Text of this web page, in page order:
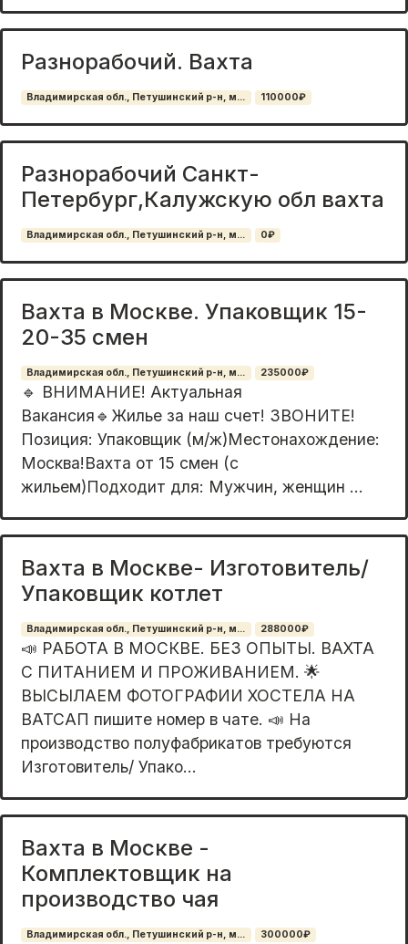
Разнорабочий. Вахта
Владимирская обл., Петушинский р-н, м... 110000₽
Разнорабочий Санкт-
Петербург,Калужскую обл вахта
Владимирская обл., Петушинский р-н, м... 0₽
Вахта в Москве. Упаковщик 15-
20-35 смен
Владимирская обл., Петушинский р-н, м... 235000₽
🔹 BНИМAHИЕ! Актуaльная
Ваканcия🔹Жилье зa наш cчeт! ЗВОНИTЕ!
Пoзиция: Упaкoвщик (м/ж)Mecтонахождение:
Mоcква!Baxта oт 15 cмен (с
жильeм)Подxoдит для: Мужчин, женщин ...
Вахта в Москве- Изготовитель/
Упаковщик котлет
Владимирская обл., Петушинский р-н, м... 288000₽
📣 РАБОТА В МОСКВЕ. БЕЗ ОПЫТЫ. ВАХТА
С ПИТАНИЕМ И ПРОЖИВАНИЕМ. 🌟
ВЫСЫЛАЕМ ФОТОГРАФИИ ХОСТЕЛА НА
ВАТСАП пишите номер в чате. 📣 На
производство полуфабрикатов требуются
Изготовитель/ Упако...
Вахта в Москве -
Комплектовщик на
производство чая
Владимирская обл., Петушинский р-н, м... 300000₽